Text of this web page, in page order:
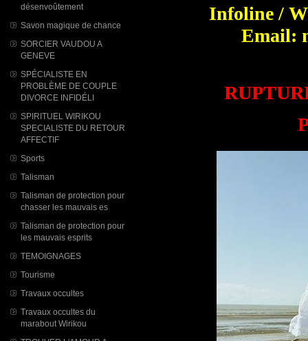
désenvoûtement
Savon magique de chance
SORCIER VAUDOU A
GENEVE
SPÉCIALISTE EN
PROBLÈME DE COUPLE
DIVORCE INFIDÉLI
SPIRITUEL WIRIKOU
SPECIALISTE DU RETOUR
AFFECTIF
Sports
Talisman
Talisman de protection pour
chasser les mauvais es
Talisman de protection pour
les mauvais esprits
TEMOIGNAGES
Tourisme
Travaux occultes
Travaux occultes du
marabout Wirikou
Infoline /
Email: